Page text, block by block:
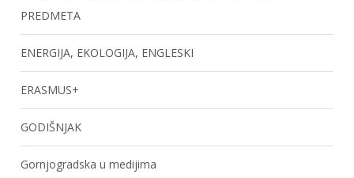
PREDMETA
ENERGIJA, EKOLOGIJA, ENGLESKI
ERASMUS+
GODIŠNJAK
Gornjogradska u medijima